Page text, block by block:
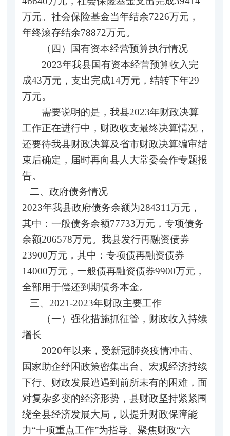
万元。社会保险基金当年结余7226万元，
年终滚存结余78872万元。
（四）国有资本经营预算执行情况
2023年我县国有资本经营预算收入完
成43万元，支出完成14万元，结转下年29
万元。
需要说明的是，我县2023年财政决算
工作正在进行中，财政收支最终决算情况，
还要待我县财政决算及省市财政决算编审结
束后确定，届时再向县人大常委会作专题报
告。
二、政府债务情况
2023年我县政府债务余额为284311万元，
其中：一般债务余额77733万元，专项债务
余额206578万元。我县发行再融资债券
23900万元，其中：专项债再融资债券
14000万元，一般债再融资债券9900万元，
全部用于偿还到期债务本金。
三、2021-2023年财政主要工作
（一）强化措施抓征管，财政收入持续
增长
2020年以来，受新冠肺炎疫情冲击、
国家助企纾困政策密集出台、宏观经济持续
下行、财政发展遭遇到前所未有的困难，面
对复杂多变的经济形势，县财政坚持紧紧围
绕全县经济发展大局，以提升财政保障能
力“十项重点工作”为指导、聚焦财政“六